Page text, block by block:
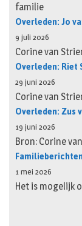
familie
Overleden: Jo
9 juli 2026
Corine van
Overleden: Riet
29 juni 2026
Corine van
Overleden: Zus
19 juni 2026
Bron: Corine
1 mei 2026
Het is mogelijk